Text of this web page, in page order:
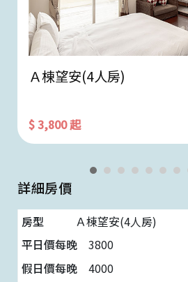
Ａ棟望安(4人房)
$ 3,800 起
詳細房價
Ａ棟望安(4人房)
3800
4000